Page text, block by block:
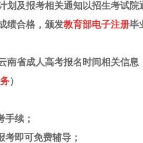
划及报考相关通知以招生考试院
绩合格，颁发教育部电子注册毕
南省成人高考报名时间相关信
）
续；
即可免费辅导；